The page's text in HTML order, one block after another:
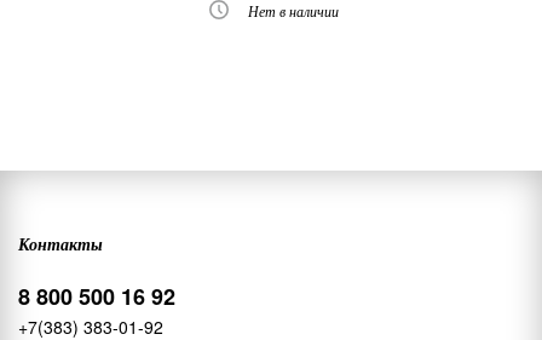
Нет в наличии
Контакты
8 800 500 16 92
+7(383) 383-01-92